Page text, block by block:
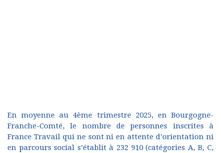
En moyenne au 4ème trimestre 2025, en Bourgogne-
Franche-Comté, le nombre de personnes inscrites à
France Travail qui ne sont ni en attente d’orientation ni
en parcours social s’établit à 232 910 (catégories A, B, C,